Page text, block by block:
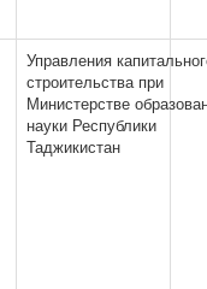
Управления
строительства при
Министерстве
науки Республики
Таджикистан